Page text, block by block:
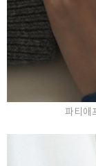
파티애